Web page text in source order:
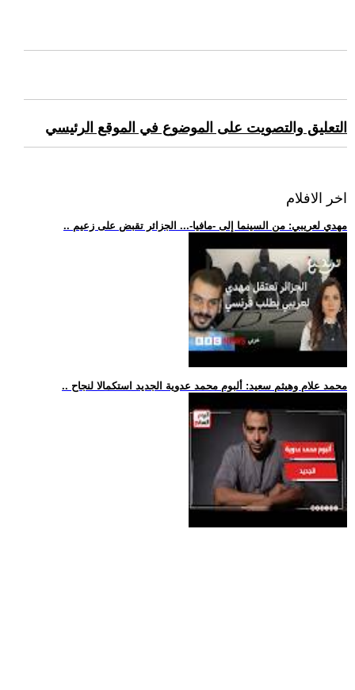
التعليق والتصويت على الموضوع في الموقع الرئيسي
اخر الافلام
.. مهدي لعريبي: من السينما إلى -مافيا-... الجزائر تقبض على زعيم
.. محمد علام وهيثم سعيد: ألبوم محمد عدوية الجديد استكمالا لنجاح